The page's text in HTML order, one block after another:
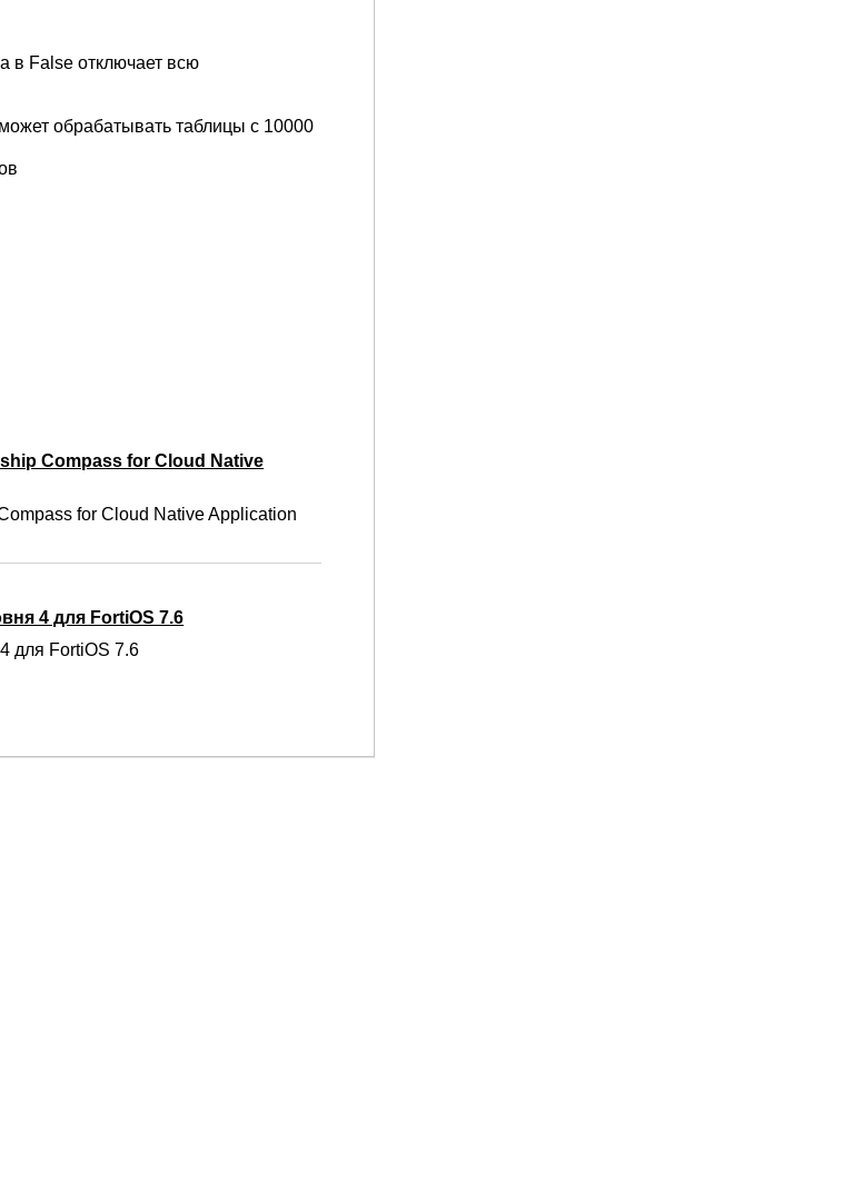
в False отключает всю
обрабатывать таблицы с 10000
Compass for Cloud Native
for Cloud Native Application
4 для FortiOS 7.6
для FortiOS 7.6